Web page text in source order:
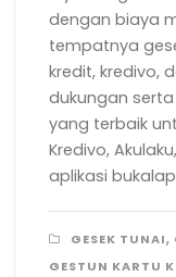
dengan biaya
tempatnya
kredit, kredivo,
dukungan
yang terbaik
Kredivo,
aplikasi
GESEK TUNAI,
GESTUN KARTU